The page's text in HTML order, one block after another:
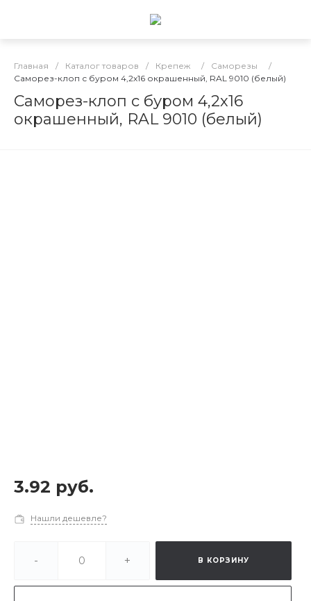
Главная / Каталог товаров / Крепеж / Саморезы
/
Саморез-клоп с буром 4,2х16 окрашенный, RAL 9010 (белый)
Саморез-клоп с буром 4,2х16
окрашенный, RAL 9010 (белый)
3.92 руб.
Нашли дешевле?
- + В КОРЗИНУ